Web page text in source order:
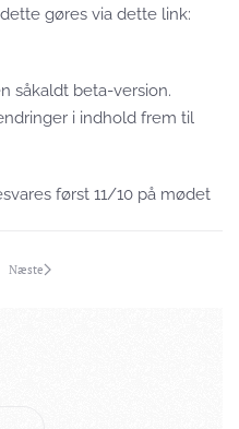
gøres via dette link:
såkaldt beta-version.
i indhold frem til
først 11/10 på mødet
Næste